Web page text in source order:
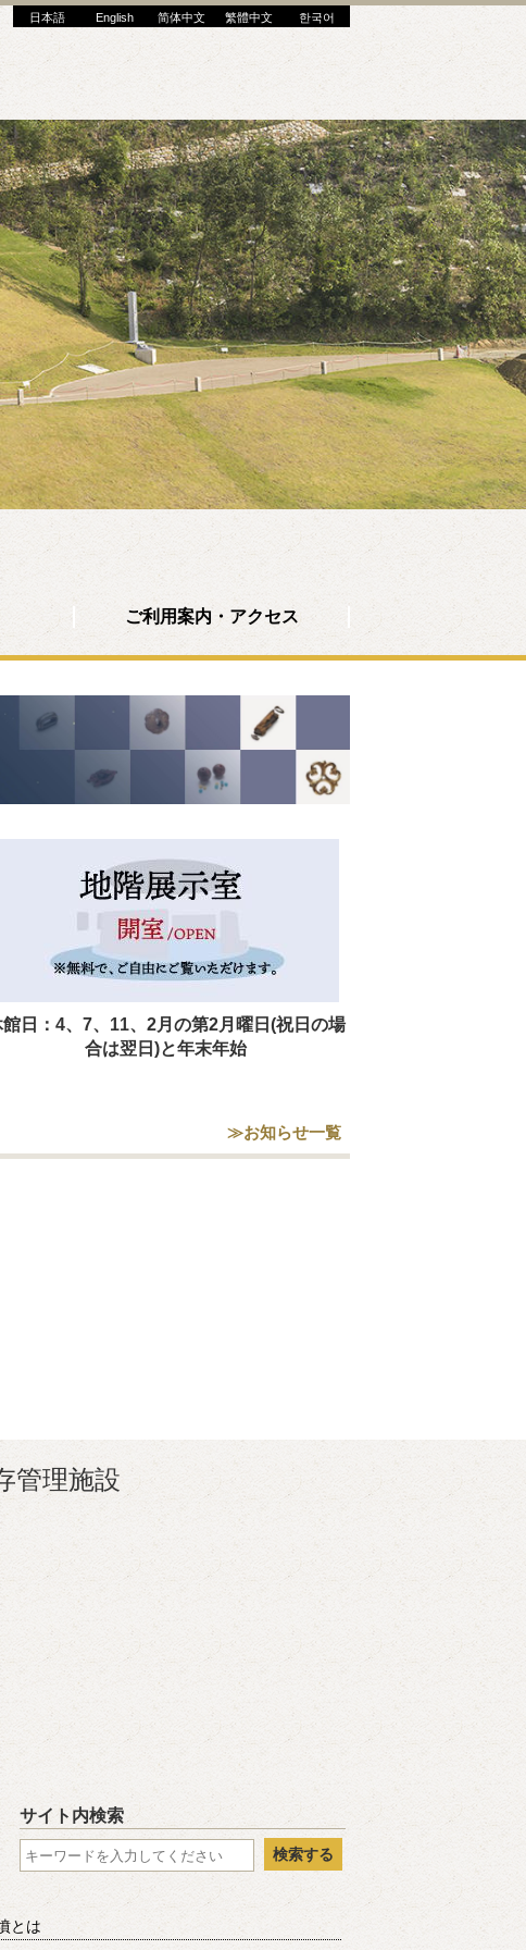
한국어
繁體中文
简体中文
English
日本語
ご利用案内・アクセス
館日：4、7、11、2月の第2月曜日(祝日の場
合は翌日)と年末年始
≫お知らせ一覧
管理施設
は翌平日）
サイト内検索
検索する
とは